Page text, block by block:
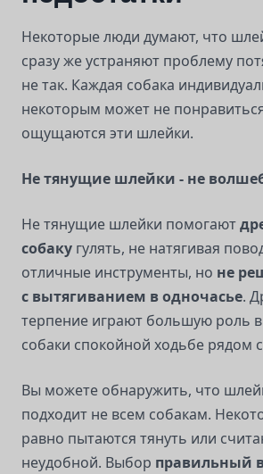
Некоторые люди думают, что
сразу же устраняют проблему
не так. Каждая собака
некоторым может не
ощущаются эти шлейки.
Не тянущие шлейки - не
Не тянущие шлейки помогают
собаку гулять, не натягивая
отличные инструменты, но не
с вытягиванием в одночасье.
терпение играют большую роль
собаки спокойной ходьбе рядом
Вы можете обнаружить, что
подходит не всем собакам.
равно пытаются тянуть или
неудобной. Выбор правильный